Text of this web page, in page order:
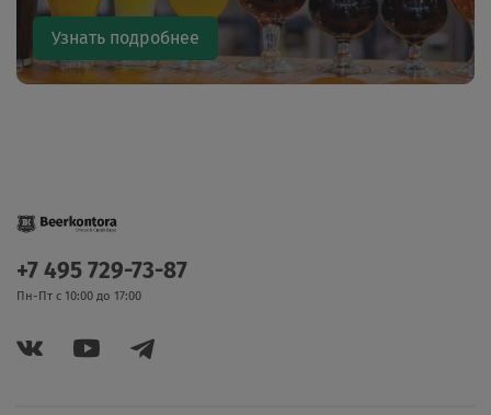
Узнать подробнее
+7 495 729-73-87
Пн-Пт с 10:00 до 17:00